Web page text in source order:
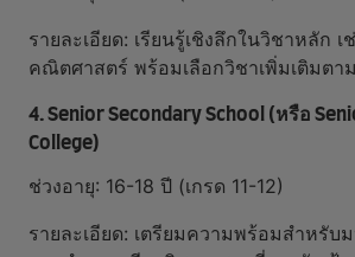
รายละเอียด: เรียนรู้เชิงลึกในวิชาหลัก
คณิตศาสตร์ พร้อมเลือกวิชาเพิ่มเติมตา
4. Senior Secondary School (หรือ
College)
ช่วงอายุ: 16-18 ปี (เกรด 11-12)
รายละเอียด: เตรียมความพร้อมสำหรับ